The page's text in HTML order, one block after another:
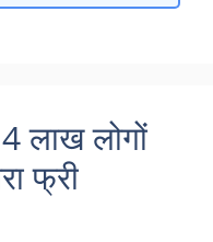
लाख लोगों
फ्री